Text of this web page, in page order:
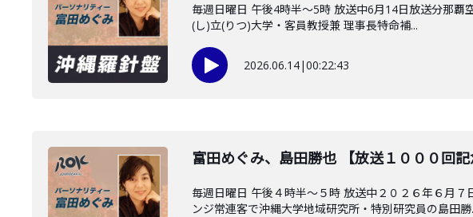
毎週日曜日 午後4時半～5時 放送中6月14日放送分那
(し)立(りつ)大学・客員教授兼 理事長特命補...
2026.06.14|00:22:43
富田めぐみ、島田勝也 【放送１０００回記
毎週日曜日 午後４時半～５時 放送中２０２６年６月
ンジ常連客で沖縄大学地域研究所・特別研究員の島田勝